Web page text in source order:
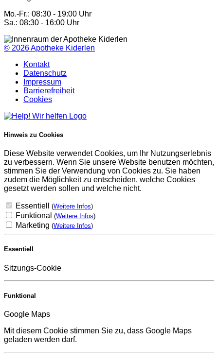
Mo.-Fr.: 08:30 - 19:00 Uhr
Sa.: 08:30 - 16:00 Uhr
© 2026Apotheke Kiderlen
Kontakt
Datenschutz
Impressum
Barrierefreiheit
Cookies
Hinweis zu Cookies
Diese Website verwendet Cookies, um Ihr Nutzungserlebnis
zu verbessern. Wenn Sie unsere Website benutzen möchten,
stimmen Sie der Verwendung von Cookies zu. Sie haben
zudem die Möglichkeit zu entscheiden, welche Cookies
gesetzt werden sollen und welche nicht.
Essentiell (Weitere Infos)
Funktional (Weitere Infos)
Marketing (Weitere Infos)
Essentiell
Sitzungs-Cookie
Funktional
Google Maps
Mit diesem Cookie stimmen Sie zu, dass Google Maps
geladen werden darf.